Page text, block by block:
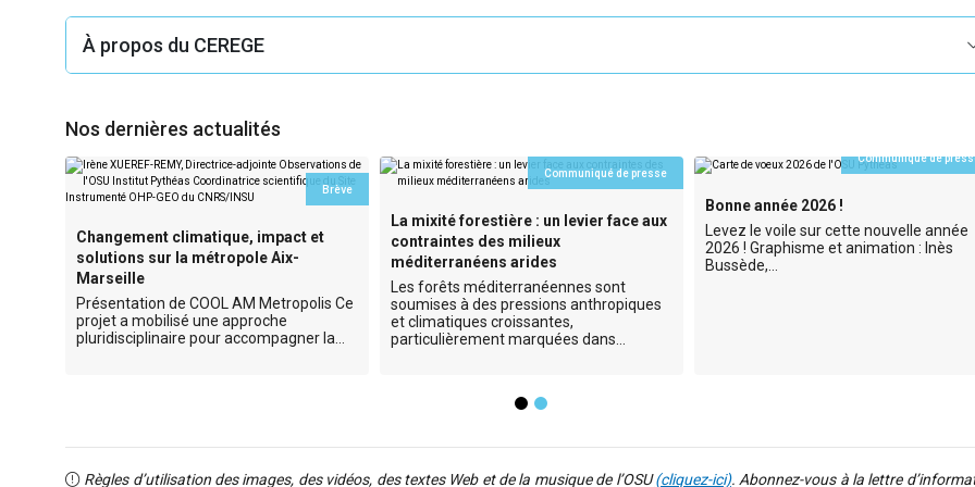
À propos du CEREGE
Nos dernières actualités
Brève
Changement climatique, impact et
solutions sur la métropole Aix-
Marseille
Présentation de COOL AM Metropolis Ce
projet a mobilisé une approche
pluridisciplinaire pour accompagner la…
Communiqué de presse
La mixité forestière : un levier face aux
contraintes des milieux
méditerranéens arides
Les forêts méditerranéennes sont
soumises à des pressions anthropiques
et climatiques croissantes,
particulièrement marquées dans…
Communiqué de
Bonne année 2026 !
Levez le voile sur cette nouvelle année
2026 ! Graphisme et animation : Inès
Bussède,…
Règles d’utilisation des images, des vidéos, des textes Web et de la musique de l’OSU(cliquez-ici). Abonnez-vous à la lettre